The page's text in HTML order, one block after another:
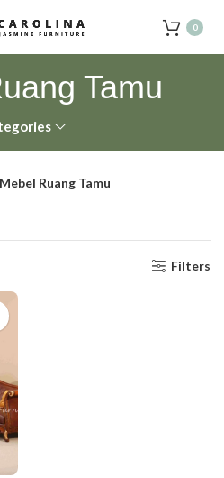
0
Tamu
Mebel Ruang Tamu
Filters